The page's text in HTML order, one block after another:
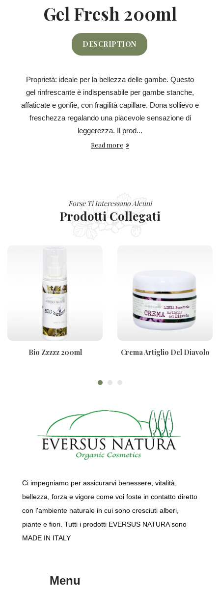
Gel Fresh 200ml
DESCRIPTION
Proprietà: ideale per la bellezza delle gambe. Questo
gel rinfrescante è indispensabile per gambe stanche,
affaticate e gonfie, con fragilità capillare. Dona sollievo e
freschezza regalando una piacevole sensazione di
leggerezza. Il prod...
Read more
Forse Ti Interessano Alcuni
Prodotti Collegati
Bio Zzzzz 200ml
Crema Artiglio Del Diavolo
Ci impegniamo per assicurarvi benessere, vitalità,
bellezza, forza e vigore come voi foste in contatto diretto
con l'ambiente naturale in cui sono cresciuti alberi,
piante e fiori. Tutti i prodotti EVERSUS NATURA sono
MADE IN ITALY
Menu